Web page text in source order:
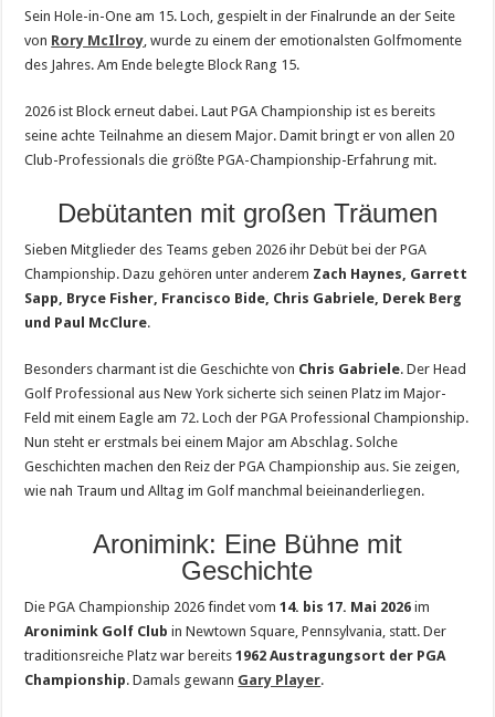
Sein Hole-in-One am 15. Loch, gespielt in der Finalrunde an der Seite
von Rory McIlroy, wurde zu einem der emotionalsten Golfmomente
des Jahres. Am Ende belegte Block Rang 15.
2026 ist Block erneut dabei. Laut PGA Championship ist es bereits
seine achte Teilnahme an diesem Major. Damit bringt er von allen 20
Club-Professionals die größte PGA-Championship-Erfahrung mit.
Debütanten mit großen Träumen
Sieben Mitglieder des Teams geben 2026 ihr Debüt bei der PGA
Championship. Dazu gehören unter anderem Zach Haynes, Garrett
Sapp, Bryce Fisher, Francisco Bide, Chris Gabriele, Derek Berg
und Paul McClure.
Besonders charmant ist die Geschichte von Chris Gabriele. Der Head
Golf Professional aus New York sicherte sich seinen Platz im Major-
Feld mit einem Eagle am 72. Loch der PGA Professional Championship.
Nun steht er erstmals bei einem Major am Abschlag. Solche
Geschichten machen den Reiz der PGA Championship aus. Sie zeigen,
wie nah Traum und Alltag im Golf manchmal beieinanderliegen.
Aronimink: Eine Bühne mit
Geschichte
Die PGA Championship 2026 findet vom14. bis 17. Mai 2026 im
Aronimink Golf Club in Newtown Square, Pennsylvania, statt. Der
traditionsreiche Platz war bereits1962 Austragungsort der PGA
Championship. Damals gewann Gary Player.